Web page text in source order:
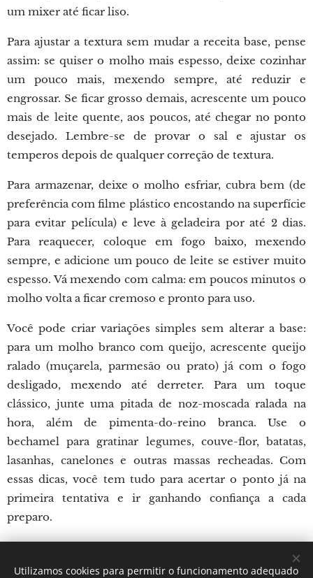
um mixer até ficar liso.
Para ajustar a textura sem mudar a receita base, pense
assim: se quiser o molho mais espesso, deixe cozinhar
um pouco mais, mexendo sempre, até reduzir e
engrossar. Se ficar grosso demais, acrescente um pouco
mais de leite quente, aos poucos, até chegar no ponto
desejado. Lembre-se de provar o sal e ajustar os
temperos depois de qualquer correção de textura.
Para armazenar, deixe o molho esfriar, cubra bem (de
preferência com filme plástico encostando na superfície
para evitar película) e leve à geladeira por até 2 dias.
Para reaquecer, coloque em fogo baixo, mexendo
sempre, e adicione um pouco de leite se estiver muito
espesso. Vá mexendo com calma: em poucos minutos o
molho volta a ficar cremoso e pronto para uso.
Você pode criar variações simples sem alterar a base:
para um molho branco com queijo, acrescente queijo
ralado (muçarela, parmesão ou prato) já com o fogo
desligado, mexendo até derreter. Para um toque
clássico, junte uma pitada de noz-moscada ralada na
hora, além de pimenta-do-reino branca. Use o
bechamel para gratinar legumes, couve-flor, batatas,
lasanhas, canelones e outras massas recheadas. Com
essas dicas, você tem tudo para acertar o ponto já na
primeira tentativa e ir ganhando confiança a cada
preparo.
Utilizamos cookies para permitir o funcionamento adequado